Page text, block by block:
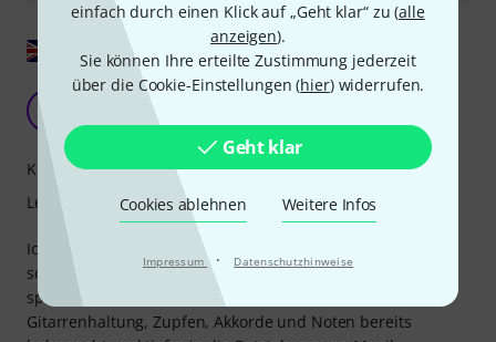
einfach durch einen Klick auf „Geht klar“ zu (alle
anzeigen).
Sie können Ihre erteilte Zustimmung jederzeit
über die Cookie-Einstellungen (hier) widerrufen.
Geht klar
Cookies ablehnen Weitere Infos
Impressum · Datenschutzhinweise
Original zeigen
Ideal für weiterführende Studien
paniccoffee 09.01.2021
Ich würde dieses Buch nicht unbedingt Anfängern oder
solchen empfehlen, die einfach nur ihre Lieblingssongs
spielen lernen wollen. Wer aber die Grundlagen wie
Gitarrenhaltung, Zupfen, Akkorde und Noten bereits
Kompetenz
Lernfaktor